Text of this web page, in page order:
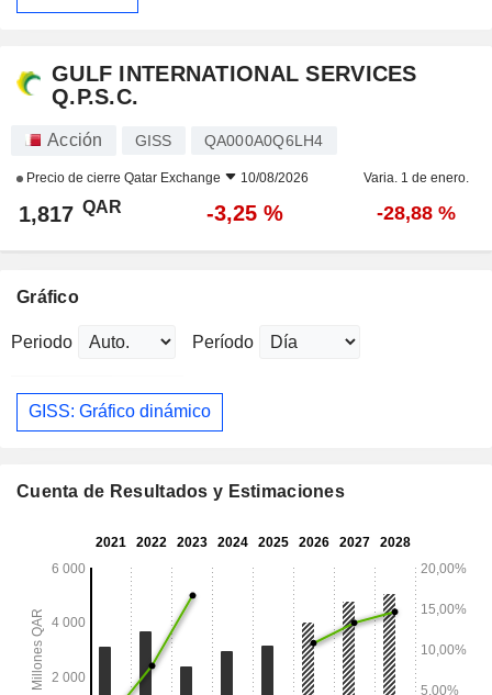
GULF INTERNATIONAL SERVICES
Q.P.S.C.
Acción GISS QA000A0Q6LH4
Precio de cierre Qatar Exchange 10/08/2026 Varia. 1 de enero.
1,817 QAR -3,25 % -28,88 %
Gráfico
Periodo Período
GISS: Gráfico dinámico
Cuenta de Resultados y Estimaciones